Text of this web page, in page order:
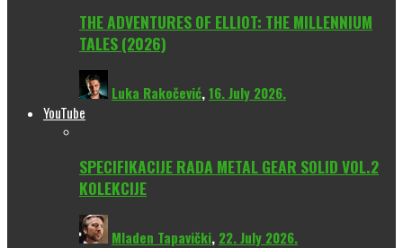
THE ADVENTURES OF ELLIOT: THE MILLENNIUM
TALES (2026)
Luka Rakočević,16. July 2026.
YouTube
SPECIFIKACIJE RADA METAL GEAR SOLID VOL.2
KOLEKCIJE
Mladen Tapavički, 22. July 2026.